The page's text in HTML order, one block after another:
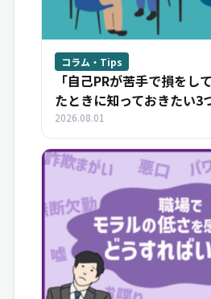
コラム・Tips
「自己PRが苦手で損を
たときに知っておきたい3
2026.08.01